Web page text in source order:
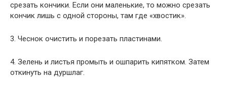
срезать кончики. Если они маленькие, то можно срезать
кончик лишь с одной стороны, там где «хвостик».
3. Чеснок очистить и порезать пластинами.
4. Зелень и листья промыть и ошпарить кипятком. Затем
откинуть на дуршлаг.